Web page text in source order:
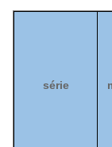
série